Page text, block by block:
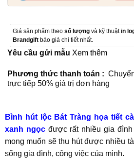
Giá sản phẩm theo số lượng và kỹ thuậtin
Brandgift báo giá chi tiết nhất.
Yêu cầu gửi mẫu Xem thêm
Phương thức thanh toán :
trực tiếp 50% giá trị đơn hàng
Bình hút lộc Bát Tràng họa tiết
xanh ngọcđược rất nhiều gia
mong muốn sẽ thu hút được nhiều
sống gia đình, công việc của mình.